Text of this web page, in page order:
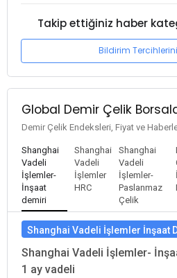
Takip ettiğiniz haber
Bildirim
Global Demir Çelik
Demir Çelik Endeksleri, Fiyat ve
Shanghai
Vadeli
İşlemler-
İnşaat
demiri
Shanghai
Vadeli
İşlemler
HRC
Shanghai
Vadeli
İşlemler-
Paslanmaz
Çelik
Shanghai Vadeli İşlemler İnşaat
Shanghai Vadeli İşlemler-
1 ay vadeli